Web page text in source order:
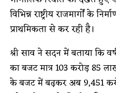
विभिन्न राष्ट्रीय राजमार्गाें के
प्राथमिकता से कर रही है।
श्री साव ने सदन में बताया कि
का बजट मात्र 103 करोड़ 85
के बजट में बढ़कर अब 9,451